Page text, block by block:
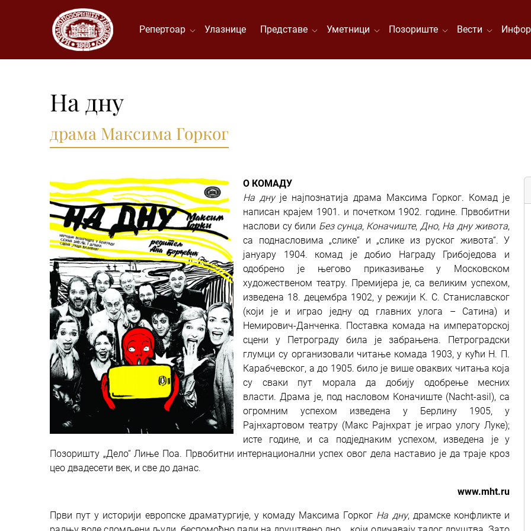
Репертоар Улазнице Представе Уметници Позориште Вести
На дну
драма Максима Горког
О КОМАДУ
На днује најпознатија драма Максима Горког. Комад је
написан крајем 1901. и почетком 1902. године. Првобитни
наслови су били Без сунца, Коначиште, Дно, На дну живота,
са поднасловима „слике“ и „слике из руског живота“. У
јануару 1904. комад је добио Награду Грибоједова и
одобрено је његово приказивање у Московском
художественом театру. Премијера је, са великим успехом,
изведена 18. децембра 1902, у режији К. С. Станиславског
(који је и играо једну од главних улога – Сатина) и
Немирович-Данченка. Поставка комада на императорској
сцени у Петрограду била је забрањена. Петроградски
глумци су организовали читање комада 1903, у кући Н. П.
Карабчевског, а до 1905. било је више оваквих читања која
су сваки пут морала да добију одобрење месних
власти.Драма је, под насловом Коначиште (Nacht-asil), са
огромним успехом изведена у Берлину 1905, у
Рајнхартовом театру (Макс Рајнхрат је играо улогу Луке);
исте године, и са подједнаким успехом, изведена је у
Позоришту „Дело“ Лиње Поа. Првобитни интернационални успех овог дела наставио је да траје кроз
цео двадесети век, и све до данас.
www.mht.ru
Први пут у историји европске драматургије, у комаду Максима Горкoг На дну, драмске конфликте и